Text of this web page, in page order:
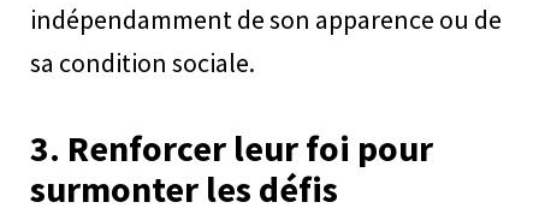
indépendamment de son apparence ou de
sa condition sociale.
3. Renforcer leur foi pour
surmonter les défis